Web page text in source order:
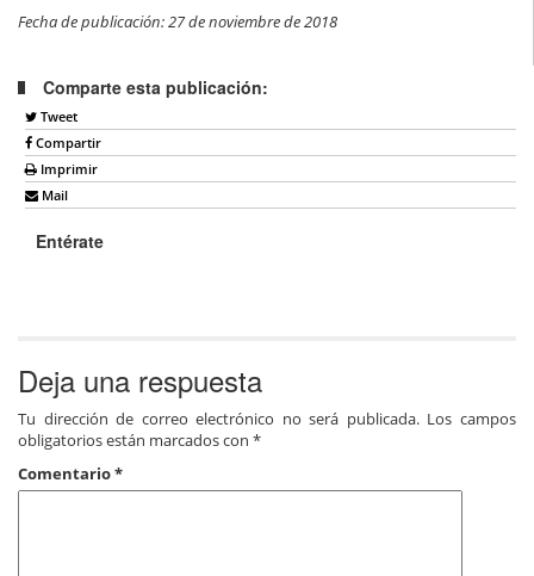
Fecha de publicación: 27 de noviembre de 2018
Comparte esta publicación:
Tweet
Compartir
Imprimir
Mail
Entérate
Deja una respuesta
Tu dirección de correo electrónico no será publicada. Los campos
obligatorios están marcados con *
Comentario*